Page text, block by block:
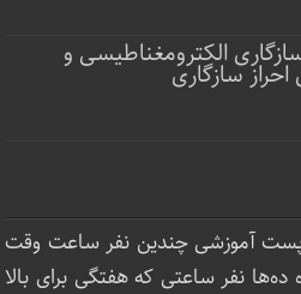
الکترومغناطیسی و
سازگاری
پست آموزشی چندین نفر ساعت‌ وقت
نفر ساعتی که هفتگی برای بالا